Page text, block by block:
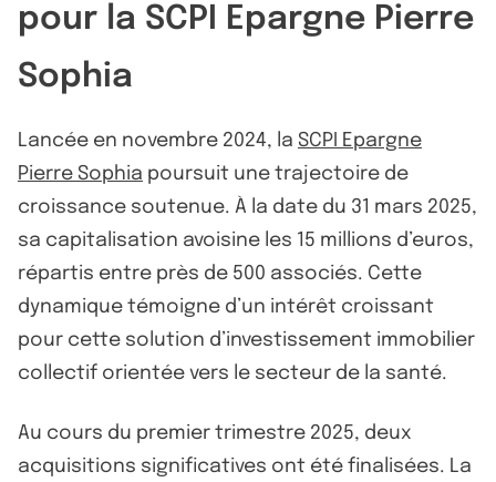
pour la SCPI Epargne Pierre
Sophia
Lancée en novembre 2024, la SCPI Epargne
Pierre Sophia poursuit une trajectoire de
croissance soutenue. À la date du 31 mars 2025,
sa capitalisation avoisine les 15 millions d’euros,
répartis entre près de 500 associés. Cette
dynamique témoigne d’un intérêt croissant
pour cette solution d’investissement immobilier
collectif orientée vers le secteur de la santé.
Au cours du premier trimestre 2025, deux
acquisitions significatives ont été finalisées. La